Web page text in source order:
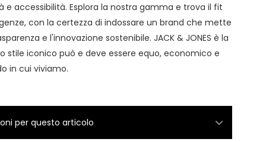
e accessibilità. Esplora la nostra gamma e trova il fit
con la certezza di indossare un brand che mette
e l'innovazione sostenibile. JACK & JONES è la
stile iconico può e deve essere equo, economico e
in cui viviamo.
per questo articolo